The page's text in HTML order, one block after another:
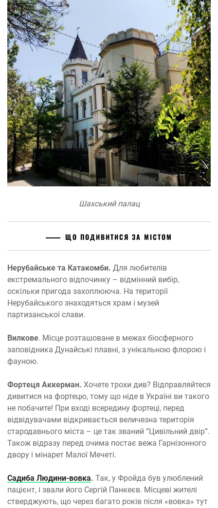
Шахський палац
ЩО ПОДИВИТИСЯ ЗА МІСТОМ
Нерубайське та Катакомби. Для любителів
екстремального відпочинку – відмінний вибір,
оскільки пригода захоплююча. На території
Нерубайського знаходяться храм і музей
партизанської слави.
Вилкове. Місце розташоване в межах біосферного
заповідника Дунайські плавні, з унікальною флорою і
фауною.
Фортеця Аккерман. Хочете трохи див? Відправляйтеся
дивитися на фортецю, тому що ніде в Україні ви такого
не побачите! При вході всередину фортеці, перед
відвідувачами відкривається величезна територія
стародавнього міста – це так званий “Цивільний двір”.
Також відразу перед очима постає вежа Гарнізонного
двору і мінарет Малої Мечеті.
Садиба Людини-вовка. Так, у Фройда був улюблений
пацієнт, і звали його Сергій Панкеєв. Місцеві жителі
стверджують, що через багато років після «вовка» тут